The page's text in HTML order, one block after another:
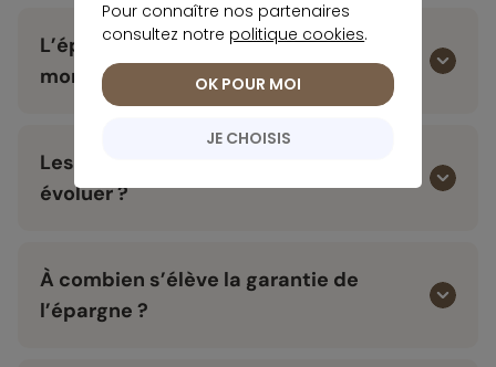
L’épargne est-elle disponible à tout
moment ?
Les taux d’intérêts peuvent-ils
évoluer ?
À combien s’élève la garantie de
l’épargne ?
Pour connaître nos partenaires
consultez notre politique cookies.
JE CHOISIS
OK POUR MOI